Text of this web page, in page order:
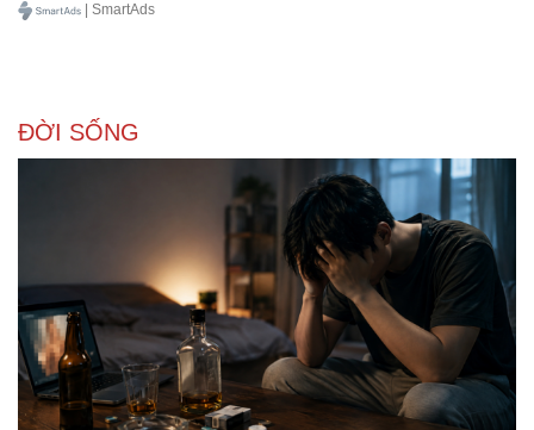
| SmartAds
ĐỜI SỐNG